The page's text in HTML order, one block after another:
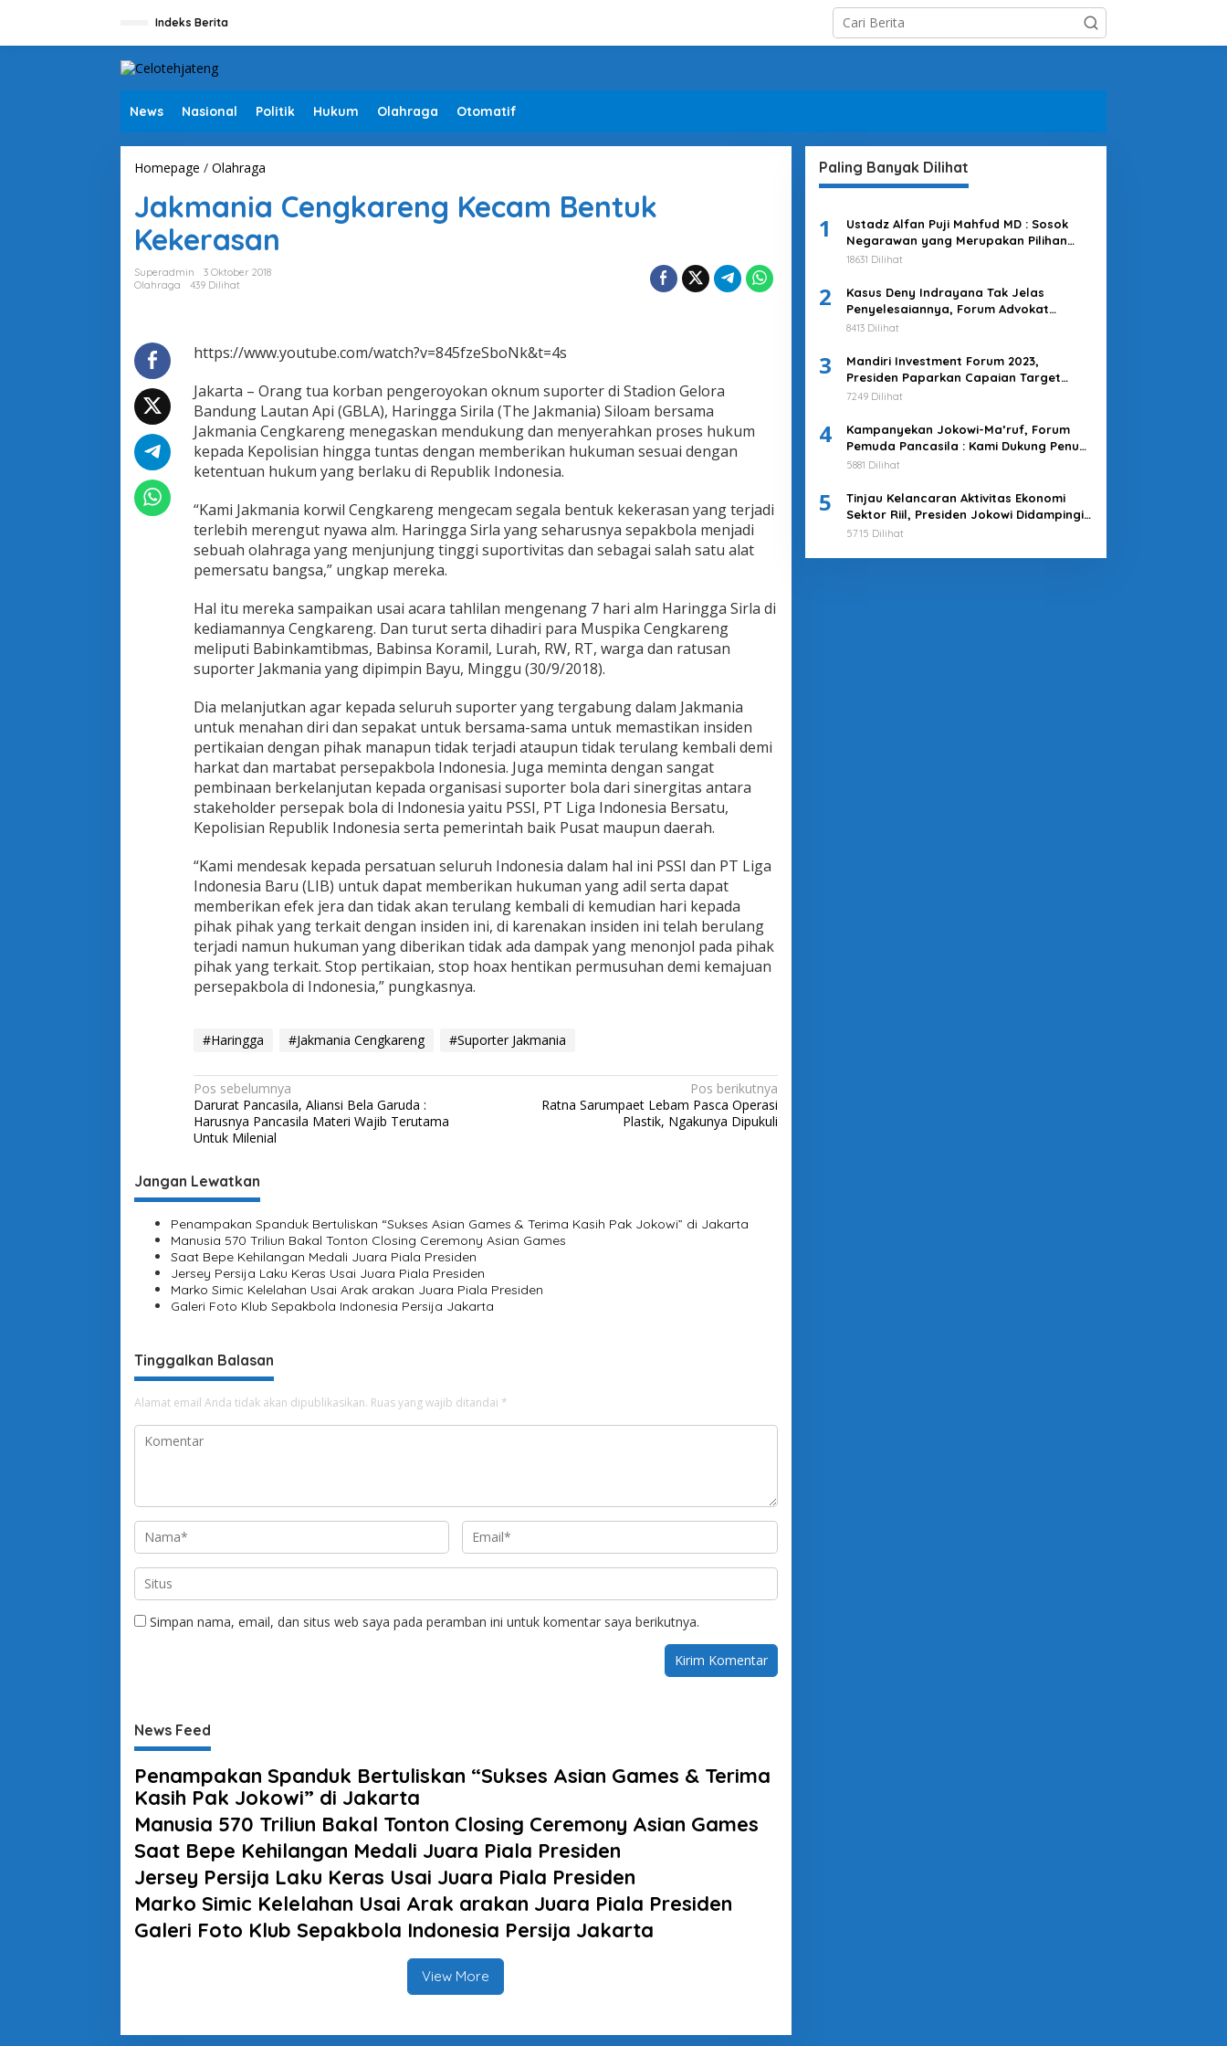
Indeks Berita
News Nasional Politik Hukum Olahraga Otomatif
Homepage / Olahraga
k
m
a
n
i
g
a
r
e
n
g
K
e
a
m
B
n
u
k
K
e
k
r
a
s
n
Jakmania Cengkareng Kecam Bentuk
Kekerasan
Superadmin
3 Oktober 2018
Olahraga
439 Dilihat
https://www.youtube.com/watch?v=845fzeSboNk&t=4s
Jakarta – Orang tua korban pengeroyokan oknum suporter di Stadion Gelora
Bandung Lautan Api (GBLA), Haringga Sirila (The Jakmania) Siloam bersama
Jakmania Cengkareng menegaskan mendukung dan menyerahkan proses hukum
kepada Kepolisian hingga tuntas dengan memberikan hukuman sesuai dengan
ketentuan hukum yang berlaku di Republik Indonesia.
“Kami Jakmania korwil Cengkareng mengecam segala bentuk kekerasan yang terjadi
terlebih merengut nyawa alm. Haringga Sirla yang seharusnya sepakbola menjadi
sebuah olahraga yang menjunjung tinggi suportivitas dan sebagai salah satu alat
pemersatu bangsa,” ungkap mereka.
Hal itu mereka sampaikan usai acara tahlilan mengenang 7 hari alm Haringga Sirla di
kediamannya Cengkareng. Dan turut serta dihadiri para Muspika Cengkareng
meliputi Babinkamtibmas, Babinsa Koramil, Lurah, RW, RT, warga dan ratusan
suporter Jakmania yang dipimpin Bayu, Minggu (30/9/2018).
Dia melanjutkan agar kepada seluruh suporter yang tergabung dalam Jakmania
untuk menahan diri dan sepakat untuk bersama-sama untuk memastikan insiden
pertikaian dengan pihak manapun tidak terjadi ataupun tidak terulang kembali demi
harkat dan martabat persepakbola Indonesia. Juga meminta dengan sangat
pembinaan berkelanjutan kepada organisasi suporter bola dari sinergitas antara
stakeholder persepak bola di Indonesia yaitu PSSI, PT Liga Indonesia Bersatu,
Kepolisian Republik Indonesia serta pemerintah baik Pusat maupun daerah.
“Kami mendesak kepada persatuan seluruh Indonesia dalam hal ini PSSI dan PT Liga
Indonesia Baru (LIB) untuk dapat memberikan hukuman yang adil serta dapat
memberikan efek jera dan tidak akan terulang kembali di kemudian hari kepada
pihak pihak yang terkait dengan insiden ini, di karenakan insiden ini telah berulang
terjadi namun hukuman yang diberikan tidak ada dampak yang menonjol pada pihak
pihak yang terkait. Stop pertikaian, stop hoax hentikan permusuhan demi kemajuan
persepakbola di Indonesia,” pungkasnya.
#Haringga #Jakmania Cengkareng #Suporter Jakmania
N
a
v
i
g
a
s
i
p
Pos sebelumnya
Darurat Pancasila, Aliansi Bela Garuda :
Harusnya Pancasila Materi Wajib Terutama
Untuk Milenial
Pos berikutnya
Ratna Sarumpaet Lebam Pasca Operasi
Plastik, Ngakunya Dipukuli
Jangan Lewatkan
Penampakan Spanduk Bertuliskan “Sukses Asian Games & Terima Kasih Pak Jokowi” di Jakarta
Manusia 570 Triliun Bakal Tonton Closing Ceremony Asian Games
Saat Bepe Kehilangan Medali Juara Piala Presiden
Jersey Persija Laku Keras Usai Juara Piala Presiden
Marko Simic Kelelahan Usai Arak arakan Juara Piala Presiden
Galeri Foto Klub Sepakbola Indonesia Persija Jakarta
Tinggalkan Balasan
Alamat email Anda tidak akan dipublikasikan. Ruas yang wajib ditandai *
Simpan nama, email, dan situs web saya pada peramban ini untuk komentar saya berikutnya.
News Feed
Penampakan Spanduk Bertuliskan “Sukses Asian Games & Terima
Kasih Pak Jokowi” di Jakarta
Manusia 570 Triliun Bakal Tonton Closing Ceremony Asian Games
Saat Bepe Kehilangan Medali Juara Piala Presiden
Jersey Persija Laku Keras Usai Juara Piala Presiden
Marko Simic Kelelahan Usai Arak arakan Juara Piala Presiden
Galeri Foto Klub Sepakbola Indonesia Persija Jakarta
View More
Paling Banyak Dilihat
1
Ustadz Alfan Puji Mahfud MD : Sosok
Negarawan yang Merupakan Pilihan
Tepat
18631 Dilihat
2
Kasus Deny Indrayana Tak Jelas
Penyelesaiannya, Forum Advokat
Pengawal Demokrasi : Ayo Segera
8413 Dilihat
3
Mandiri Investment Forum 2023,
Presiden Paparkan Capaian Target
Investasi Indonesia
7249 Dilihat
4
Kampanyekan Jokowi-Ma’ruf, Forum
Pemuda Pancasila : Kami Dukung Penuh
Untuk Memimpin di 2019-2024
5881 Dilihat
5
Tinjau Kelancaran Aktivitas Ekonomi
Sektor Riil, Presiden Jokowi Didampingi
Pj Gubernur Heru Kunjungi Pasar Tanah
5715 Dilihat